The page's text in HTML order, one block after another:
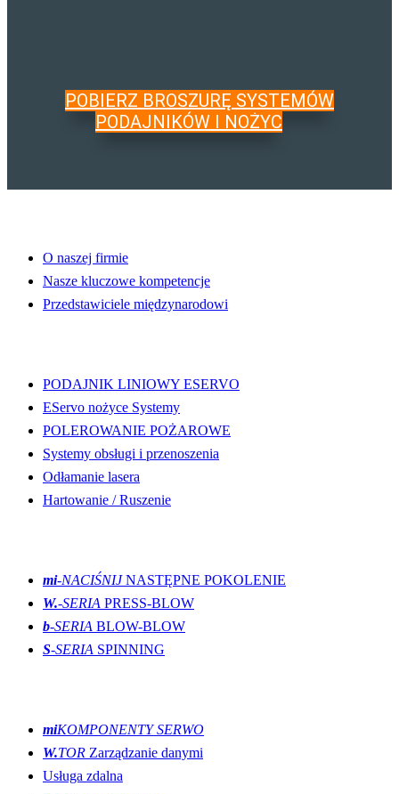
POBIERZ BROSZURĘ SYSTEMÓW
PODAJNIKÓW I NOŻYC
O naszej firmie
Nasze kluczowe kompetencje
Przedstawiciele międzynarodowi
PODAJNIK LINIOWY ESERVO
EServo nożyce Systemy
POLEROWANIE POŻAROWE
Systemy obsługi i przenoszenia
Odłamanie lasera
Hartowanie / Ruszenie
mi-NACIŚNIJNASTĘPNE POKOLENIE
W.-SERIA PRESS-BLOW
b-SERIA BLOW-BLOW
S-SERIA SPINNING
miKOMPONENTY SERWO
W.TOR Zarządzanie danymi
Usługa zdalna